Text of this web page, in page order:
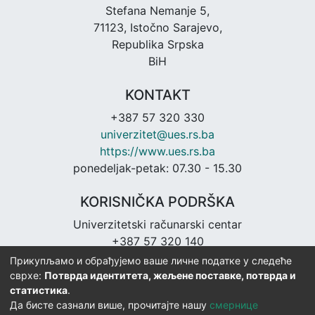
Stefana Nemanje 5,
71123, Istočno Sarajevo,
Republika Srpska
BiH
KONTAKT
+387 57 320 330
univerzitet@ues.rs.ba
https://www.ues.rs.ba
ponedeljak-petak: 07.30 - 15.30
KORISNIČKA PODRŠKA
Univerzitetski računarski centar
+387 57 320 140
urc@ues.rs.ba
https://urc.ues.rs.ba
Прикупљамо и обрађујемо ваше личне податке у следеће
сврхе: Потврда идентитета, жељене поставке, потврда и
статистика.
Да бисте сазнали више, прочитајте нашу смернице